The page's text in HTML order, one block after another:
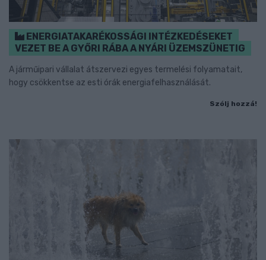
ENERGIATAKARÉKOSSÁGI INTÉZKEDÉSEKET
VEZET BE A GYŐRI RÁBA A NYÁRI ÜZEMSZÜNETIG
A járműipari vállalat átszervezi egyes termelési folyamatait,
hogy csökkentse az esti órák energiafelhasználását.
Szólj hozzá!